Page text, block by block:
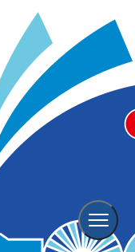
ターコン
限定「特
」